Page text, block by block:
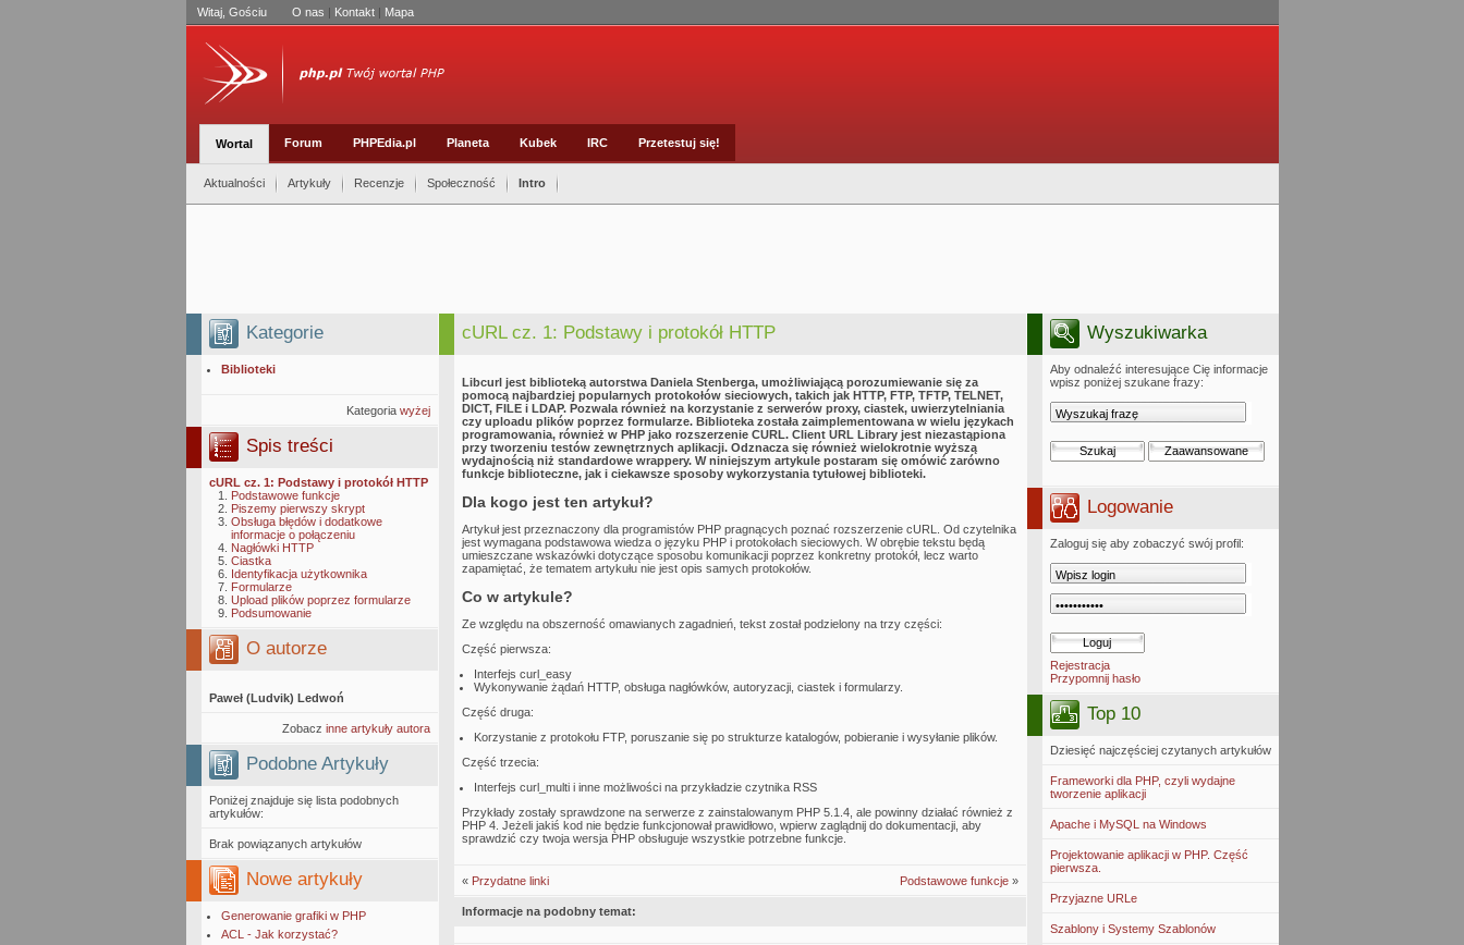
Witaj, Gościu O nas | Kontakt| Mapa
Wortal Forum PHPEdia.pl Planeta Kubek IRC Przetestuj się!
Aktualności Artykuły Recenzje Społeczność Intro
Wyszukiwarka
Aby odnaleźć interesujące Cię informacje
wpisz poniżej szukane frazy:
Logowanie
Zaloguj się aby zobaczyć swój profil:
Rejestracja
Przypomnij hasło
Top 10
Dziesięć najczęściej czytanych artykułów
Frameworki dla PHP, czyli wydajne
tworzenie aplikacji
Apache i MySQL na Windows
Projektowanie aplikacji w PHP. Część
pierwsza.
Przyjazne URLe
Szablony i Systemy Szablonów
Kategorie
Biblioteki
Kategoria wyżej
Spis treści
cURL cz. 1: Podstawy i protokół HTTP
Podstawowe funkcje
Piszemy pierwszy skrypt
Obsługa błędów i dodatkowe
informacje o połączeniu
Nagłówki HTTP
Ciastka
Identyfikacja użytkownika
Formularze
Upload plików poprzez formularze
Podsumowanie
O autorze
Paweł (Ludvik) Ledwoń
Zobacz inne artykuły autora
Podobne Artykuły
Poniżej znajduje się lista podobnych
artykułów:
Brak powiązanych artykułów
Nowe artykuły
Generowanie grafiki w PHP
ACL - Jak korzystać?
cURL cz. 1: Podstawy i protokół HTTP
Libcurl jest biblioteką autorstwa Daniela Stenberga, umożliwiającą porozumiewanie się za
pomocą najbardziej popularnych protokołów sieciowych, takich jak HTTP, FTP, TFTP, TELNET,
DICT, FILE i LDAP. Pozwala również na korzystanie z serwerów proxy, ciastek, uwierzytelniania
czy uploadu plików poprzez formularze. Biblioteka została zaimplementowana w wielu językach
programowania, również w PHP jako rozszerzenie CURL. Client URL Library jest niezastąpiona
przy tworzeniu testów zewnętrznych aplikacji. Odznacza się również wielokrotnie wyższą
wydajnością niż standardowe wrappery. W niniejszym artykule postaram się omówić zarówno
funkcje biblioteczne, jak i ciekawsze sposoby wykorzystania tytułowej biblioteki.
Dla kogo jest ten artykuł?
Artykuł jest przeznaczony dla programistów PHP pragnących poznać rozszerzenie cURL. Od czytelnika
jest wymagana podstawowa wiedza o języku PHP i protokołach sieciowych. W obrębie tekstu będą
umieszczane wskazówki dotyczące sposobu komunikacji poprzez konkretny protokół, lecz warto
zapamiętać, że tematem artykułu nie jest opis samych protokołów.
Co w artykule?
Ze względu na obszerność omawianych zagadnień, tekst został podzielony na trzy części:
Część pierwsza:
Interfejs curl_easy
Wykonywanie żądań HTTP, obsługa nagłówków, autoryzacji, ciastek i formularzy.
Część druga:
Korzystanie z protokołu FTP, poruszanie się po strukturze katalogów, pobieranie i wysyłanie plików.
Część trzecia:
Interfejs curl_multi i inne możliwości na przykładzie czytnika RSS
Przykłady zostały sprawdzone na serwerze z zainstalowanym PHP 5.1.4, ale powinny działać również z
PHP 4. Jeżeli jakiś kod nie będzie funkcjonował prawidłowo, wpierw zaglądnij do dokumentacji, aby
sprawdzić czy twoja wersja PHP obsługuje wszystkie potrzebne funkcje.
« Przydatne linki Podstawowe funkcje»
Informacje na podobny temat: